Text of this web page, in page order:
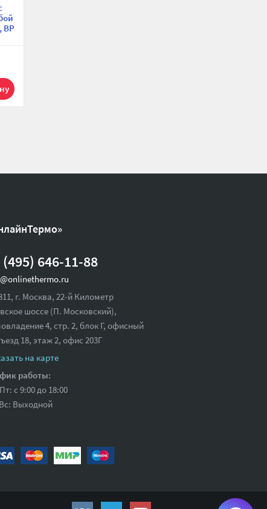
ВР
(495) 646-11-88
г. Москва, 22-й Километр
шоссе (П. Московский),
4, стр. 2, блок Г, офисный
18,этаж 2, офис 203Г
на карте
работы:
с 9:00 до 18:00
Выходной